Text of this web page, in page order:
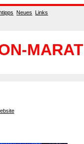
Neues
Links